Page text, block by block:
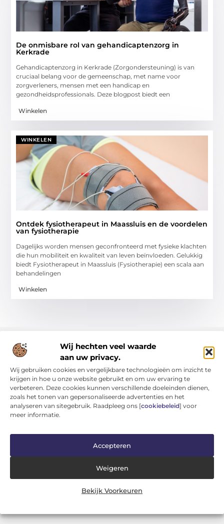
Wij hechten veel waarde
aan uw privacy.
Wij gebruiken cookies en vergelijkbare technologieën om inzicht te
krijgen in hoe u onze website gebruikt en om uw ervaring te
verbeteren. Deze cookies kunnen verschillende doeleinden dienen,
zoals het tonen van gepersonaliseerde advertenties en het
analyseren van sitegebruik. Raadpleeg ons [cookiebeleid] voor
meer informatie.
Accepteren
Weigeren
Bekijk Voorkeuren
De onmisbare rol van gehandicaptenzorg in
Kerkrade
Gehandicaptenzorg in Kerkrade (Zorgondersteuning) is van
cruciaal belang voor de gemeenschap, met name voor
zorgverleners, mensen met een handicap en
gezondheidsprofessionals. Deze blogpost biedt een
Winkelen
WINKELEN
Ontdek fysiotherapeut in Maassluis en de voordelen
van fysiotherapie
Dagelijks worden mensen geconfronteerd met fysieke klachten
die hun mobiliteit en kwaliteit van leven beïnvloeden. Gelukkig
biedt Fysiotherapeut in Maassluis (Fysiotherapie) een scala aan
behandelingen
Winkelen
Van kleine momenten tot grote inzichten – lees het hier.
Ontdek een verscheidenheid aan blogs en artikelen die je
dagelijks leven verrijken, van inspirerende verhalen tot